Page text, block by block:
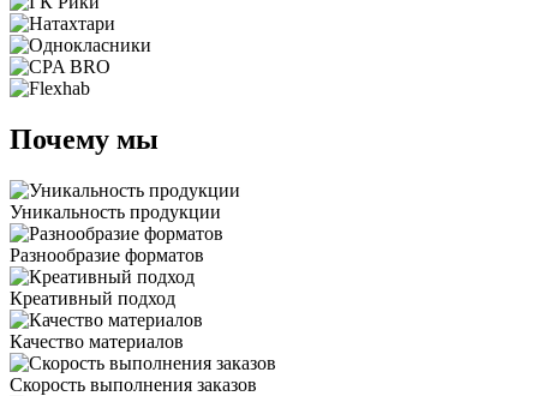
Почему мы
Уникальность продукции
Разнообразие форматов
Креативный подход
Качество материалов
Скорость выполнения заказов